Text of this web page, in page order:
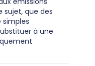
sujet, que des
à une